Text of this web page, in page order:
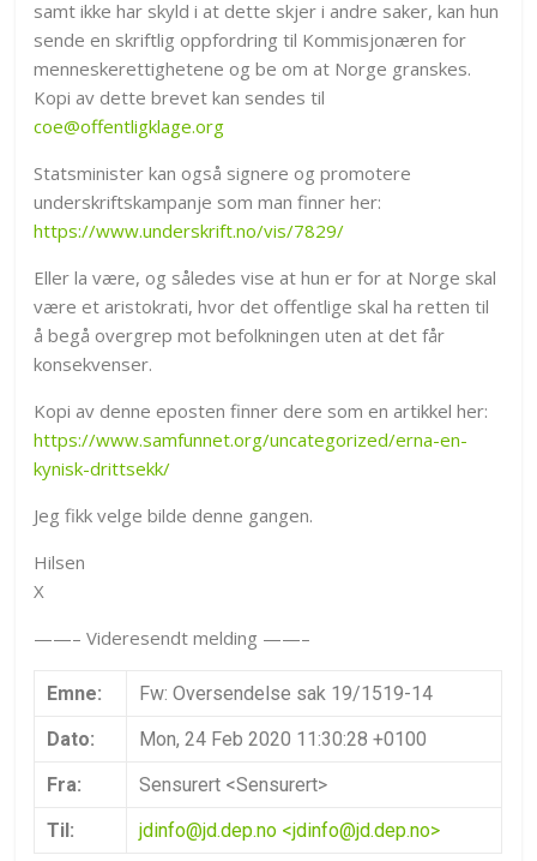
samt ikke har skyld i at dette skjer i andre saker, kan hun
sende en skriftlig oppfordring til Kommisjonæren for
menneskerettighetene og be om at Norge granskes.
Kopi av dette brevet kan sendes til
coe@offentligklage.org
Statsminister kan også signere og promotere
underskriftskampanje som man finner her:
https://www.underskrift.no/vis/7829/
Eller la være, og således vise at hun er for at Norge skal
være et aristokrati, hvor det offentlige skal ha retten til
å begå overgrep mot befolkningen uten at det får
konsekvenser.
Kopi av denne eposten finner dere som en artikkel her:
https://www.samfunnet.org/uncategorized/erna-en-
kynisk-drittsekk/
Jeg fikk velge bilde denne gangen.
Hilsen
X
——– Videresendt melding ——–
Emne:
Fw: Oversendelse sak 19/1519-14
Dato:
Mon, 24 Feb 2020 11:30:28 +0100
Fra:
Sensurert <Sensurert>
Til:
jdinfo@jd.dep.no <jdinfo@jd.dep.no>